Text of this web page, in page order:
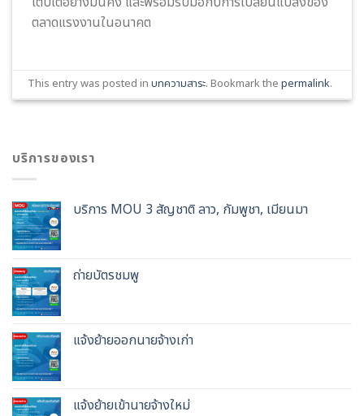
ตลาดแรงงานในอนาคต
This entry was posted inบทความสาระ. Bookmark thepermalink.
บริการของเรา
บริการ MOU 3 สัญชาติ ลาว, กัมพูชา, เมียนมา
ถ่ายบัตรชมพู
แจ้งย้ายออกนายจ้างเก่า
แจ้งย้ายเข้านายจ้างใหม่